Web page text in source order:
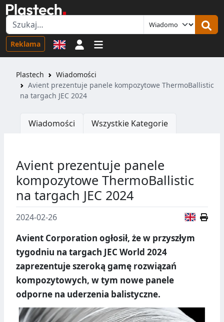
Reklama Logowanie
Plastech
Wiadomości
Avient prezentuje panele kompozytowe ThermoBallistic
na targach JEC 2024
Wiadomości Wszystkie Kategorie
Avient prezentuje panele
kompozytowe ThermoBallistic
na targach JEC 2024
2024-02-26
Avient Corporation ogłosił, że w przyszłym
tygodniu na targach JEC World 2024
zaprezentuje szeroką gamę rozwiązań
kompozytowych, w tym nowe panele
odporne na uderzenia balistyczne.